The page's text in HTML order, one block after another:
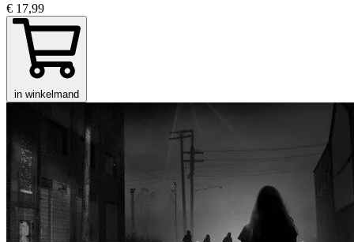
€ 17,99
in winkelmand